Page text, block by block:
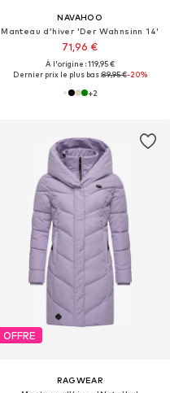
NAVAHOO
Manteau d’hiver 'Der Wahnsinn 14'
71,96 €
À l'origine : 119,95 €
Dernier prix le plus bas :89,95 €-20%
+2
OFFRE
RAGWEAR